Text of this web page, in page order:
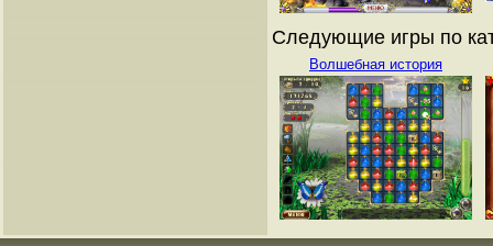
Следующие игры по
Волшебная история